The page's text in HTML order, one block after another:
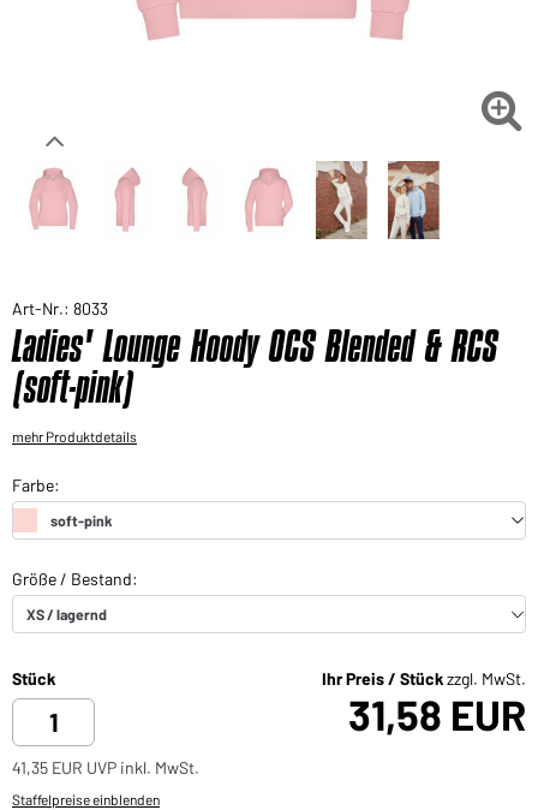
Sie möchten gerne für Ihren privaten Bedarf

Art-Nr.: 8033
Ladies' Lounge Hoody OCS Blended & RCS
(soft-pink)
mehr Produktdetails
Stück Ihr Preis / Stückzzgl. MwSt.
31,58 EUR
41,35 EUR UVP inkl. MwSt.
Staffelpreise einblenden